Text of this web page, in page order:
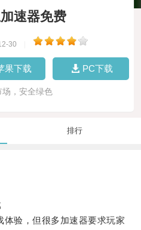
速器免费
30
果下载 PC下载
场，安全绿色
排行
验，但很多加速器要求玩家